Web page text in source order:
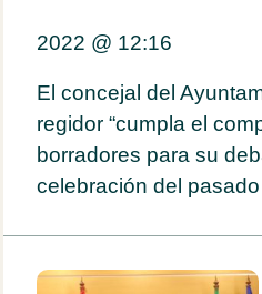
2022 @ 12:16
El concejal del
regidor “cumpla el
borradores para su
celebración del